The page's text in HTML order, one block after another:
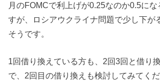
月のFOMCで利上げが0.25なのか0.5にな
すが、ロシアウクライナ問題で少し下が
そうです。
1回借り換えている方も、2回3回と借り
で、2回目の借り換えも検討してみてくだ